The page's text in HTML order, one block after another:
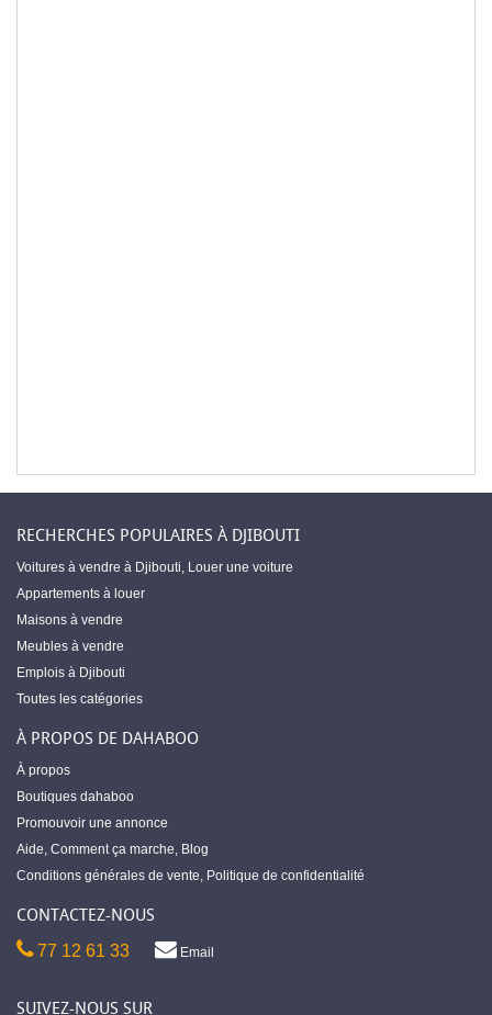
RECHERCHES POPULAIRES À DJIBOUTI
Voitures à vendre à Djibouti, Louer une voiture
Appartements à louer
Maisons à vendre
Meubles à vendre
Emplois à Djibouti
Toutes les catégories
À PROPOS DE DAHABOO
À propos
Boutiques dahaboo
Promouvoir une annonce
Aide, Comment ça marche, Blog
Conditions générales de vente, Politique de confidentialité
CONTACTEZ-NOUS
77 12 61 33 Email
SUIVEZ-NOUS SUR